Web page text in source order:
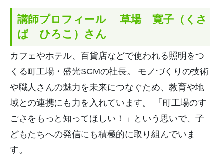
講師プロフィール 草場 寛子（くさ
ば ひろこ）さん
カフェやホテル、百貨店などで使われる照明をつ
くる町工場・盛光SCMの社長。 モノづくりの技術
や職人さんの魅力を未来につなぐため、 教育や地
域との連携にも力を入れています。 「町工場のす
ごさをもっと知ってほしい！」という思いで、 子
どもたちへの発信にも積極的に取り組んでいま
す。